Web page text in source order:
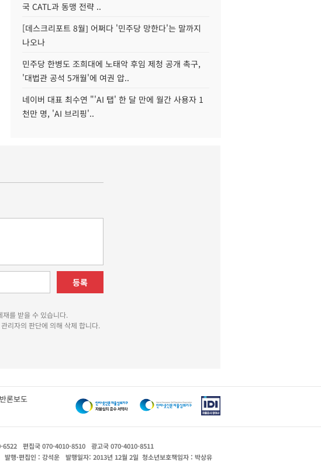
국 CATL과 동맹 전략 ..
[데스크리포트 8월] 어쩌다 '민주당 망한다'는 말까지
나오나
민주당 한병도 조희대에 노태악 후임 제청 공개 촉구,
'대법관 공석 5개월'에 여권 압..
네이버 대표 최수연 "'AI 탭' 한 달 만에 월간 사용자 1
천만 명, 'AI 브리핑'..
등록
를 받을 수 있습니다.
리자의 판단에 의해 삭제 합니다.
론보도
6522 편집국 070-4010-8510
광고국 070-4010-8511
발행·편집인 : 강석운 발행일자: 2013년 12월 2일 청소년보호책임자 : 박상유